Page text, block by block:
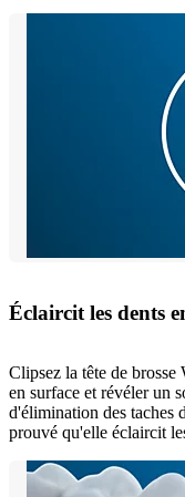
Éclaircit les dents
Clipsez la tête de
en surface et révéler un
d'élimination des taches
prouvé qu'elle éclaircit